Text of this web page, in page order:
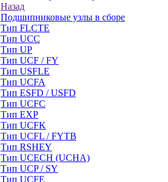
Назад
Подшипниковые узлы в сборе
Тип FLCTE
Тип UCC
Тип UP
Тип UCF / FY
Тип USFLE
Тип UCFA
Тип ESFD / USFD
Тип UCFC
Тип EXP
Тип UCFK
Тип UCFL / FYTB
Тип RSHEY
Тип UCECH (UCHA)
Тип UCP / SY
Тип UCFE